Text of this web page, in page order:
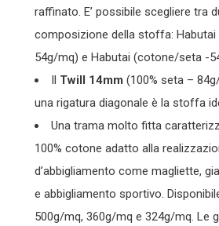
raffinato. E’ possibile scegliere tra
composizione della stoffa: Habutai
54g/mq) e Habutai (cotone/seta -
Il Twill 14mm (100% seta –
una rigatura diagonale è la stoffa
Una trama molto fitta
100% cotone adatto alla
d’abbigliamento come magliette,
e abbigliamento sportivo.
500g/mq, 360g/mq e 324g/mq. Le